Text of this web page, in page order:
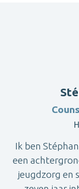
Ik ben
een
jeugdzorg en